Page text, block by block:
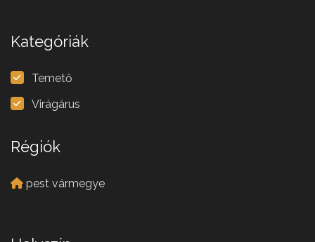
Kategóriák
Temető
Virágárus
Régiók
pest vármegye